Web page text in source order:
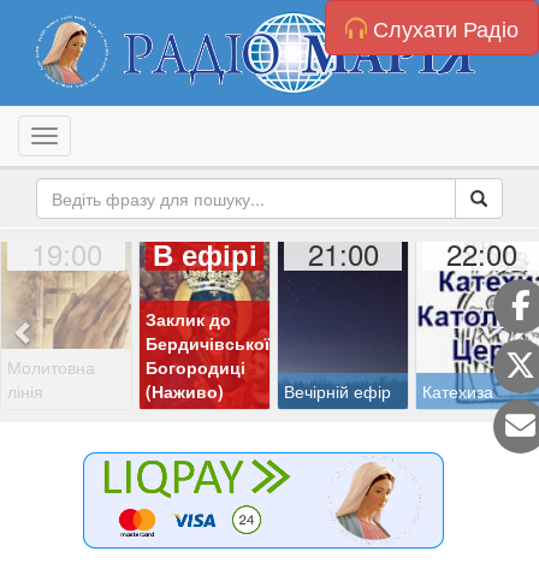
Слухати Радіо
Toggle navigation
19:00
Молитовна
лінія
В ефірі
Заклик до
Бердичівської
Богородиці
(Наживо)
21:00
Вечірній ефір
22:00
Катехиза